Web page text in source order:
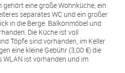
eine große Wohnküche, ein
separates WC und ein großer
in die Berge. Balkonmöbel und
Die Küche ist voll
Töpfe sind vorhanden, im Keller
eine kleine Gebühr (3,00 €) die
WLAN ist vorhanden und im